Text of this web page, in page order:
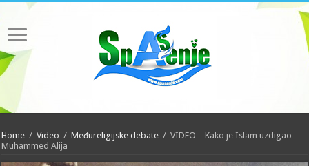
Home / Video / Međureligijske debate / VIDEO – Kako je Islam uzdigao
Muhammed Alija